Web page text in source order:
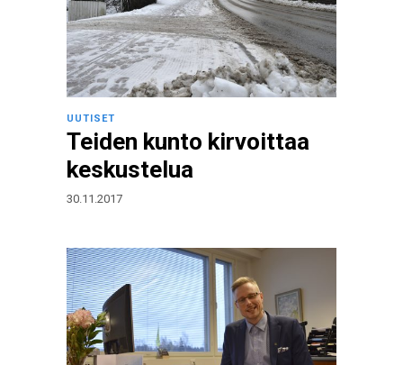
UUTISET
Teiden kunto kirvoittaa
keskustelua
30.11.2017